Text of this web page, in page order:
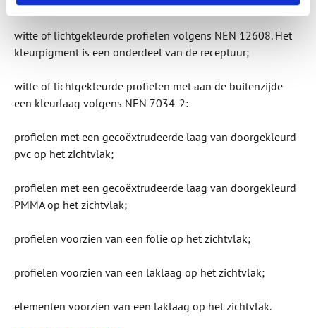
worden onderscheiden:
witte of lichtgekleurde profielen volgens NEN 12608. Het
kleurpigment is een onderdeel van de receptuur;
witte of lichtgekleurde profielen met aan de buitenzijde
een kleurlaag volgens NEN 7034-2:
profielen met een gecoëxtrudeerde laag van doorgekleurd
pvc op het zichtvlak;
profielen met een gecoëxtrudeerde laag van doorgekleurd
PMMA op het zichtvlak;
profielen voorzien van een folie op het zichtvlak;
profielen voorzien van een laklaag op het zichtvlak;
elementen voorzien van een laklaag op het zichtvlak.